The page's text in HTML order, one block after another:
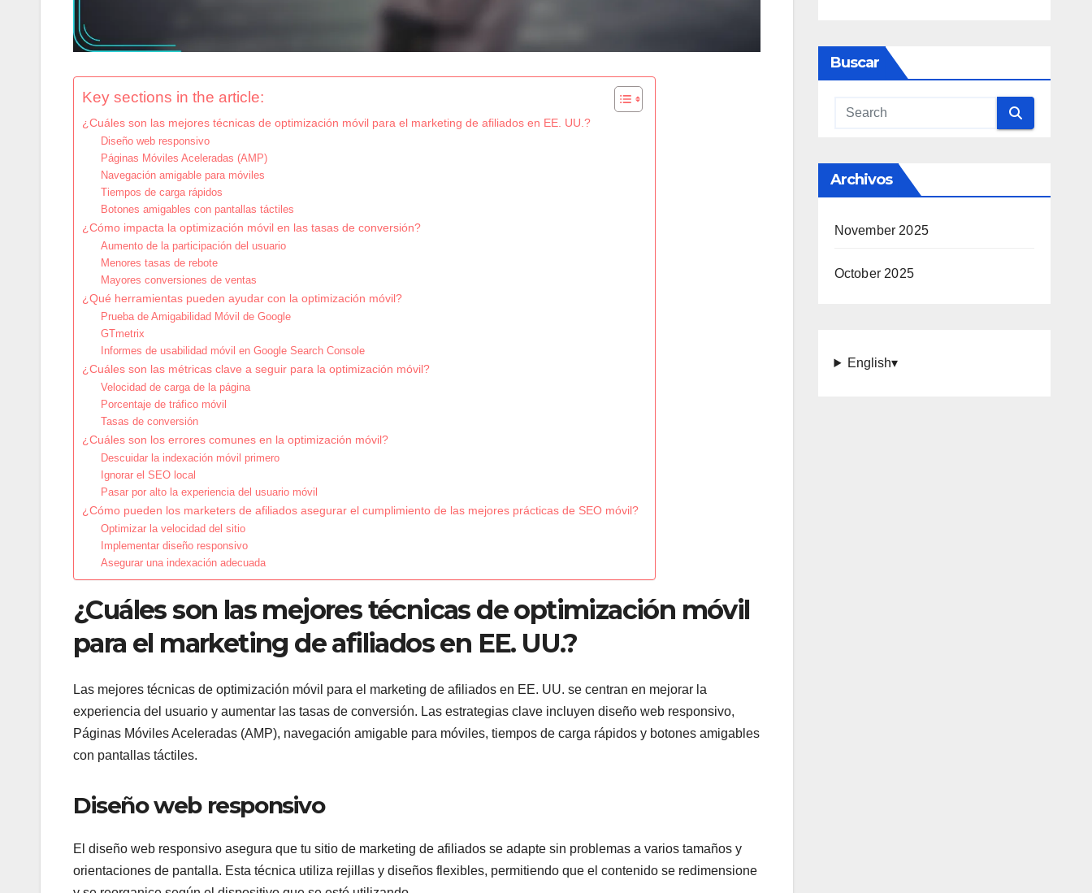
Key sections in the article:
¿Cuáles son las mejores técnicas de optimización móvil para el marketing de afiliados en EE. UU.?
Diseño web responsivo
Páginas Móviles Aceleradas (AMP)
Navegación amigable para móviles
Tiempos de carga rápidos
Botones amigables con pantallas táctiles
¿Cómo impacta la optimización móvil en las tasas de conversión?
Aumento de la participación del usuario
Menores tasas de rebote
Mayores conversiones de ventas
¿Qué herramientas pueden ayudar con la optimización móvil?
Prueba de Amigabilidad Móvil de Google
GTmetrix
Informes de usabilidad móvil en Google Search Console
¿Cuáles son las métricas clave a seguir para la optimización móvil?
Velocidad de carga de la página
Porcentaje de tráfico móvil
Tasas de conversión
¿Cuáles son los errores comunes en la optimización móvil?
Descuidar la indexación móvil primero
Ignorar el SEO local
Pasar por alto la experiencia del usuario móvil
¿Cómo pueden los marketers de afiliados asegurar el cumplimiento de las mejores prácticas de SEO móvil?
Optimizar la velocidad del sitio
Implementar diseño responsivo
Asegurar una indexación adecuada
¿Cuáles son las mejores técnicas de optimización móvil
para el marketing de afiliados en EE. UU.?
Las mejores técnicas de optimización móvil para el marketing de afiliados en EE. UU. se centran en mejorar la
experiencia del usuario y aumentar las tasas de conversión. Las estrategias clave incluyen diseño web responsivo,
Páginas Móviles Aceleradas (AMP), navegación amigable para móviles, tiempos de carga rápidos y botones amigables
con pantallas táctiles.
Diseño web responsivo
El diseño web responsivo asegura que tu sitio de marketing de afiliados se adapte sin problemas a varios tamaños y
orientaciones de pantalla. Esta técnica utiliza rejillas y diseños flexibles, permitiendo que el contenido se redimensione
Buscar
Archivos
November 2025
October 2025
English▾